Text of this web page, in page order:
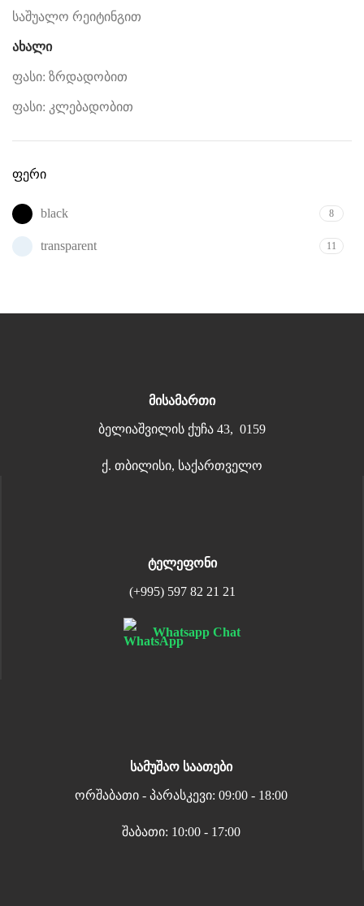
საშუალო რეიტინგით
ახალი
ფასი: ზრდადობით
ფასი: კლებადობით
ფერი
black 8
transparent 11
მისამართი
ბელიაშვილის ქუჩა 43, 0159
ქ. თბილისი, საქართველო
ტელეფონი
(+995) 597 82 21 21
Whatsapp Chat
სამუშაო საათები
ორშაბათი - პარასკევი: 09:00 - 18:00
შაბათი: 10:00 - 17:00